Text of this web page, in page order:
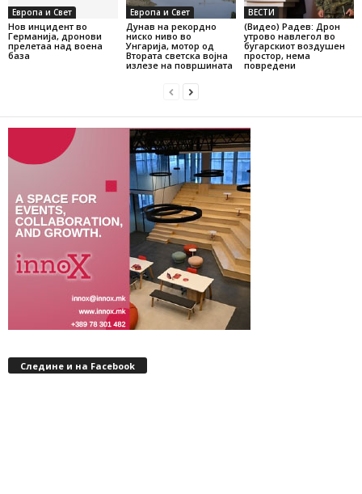
Европа и Свет
Нов инцидент во
Германија, дронови
прелетаа над воена
база
Европа и Свет
Дунав на рекордно
ниско ниво во
Унгарија, мотор од
Втората светска војна
излезе на површината
ВЕСТИ
(Видео) Радев: Дрон
утрово навлегол во
бугарскиот воздушен
простор, нема
повредени
Следине и на Facebook